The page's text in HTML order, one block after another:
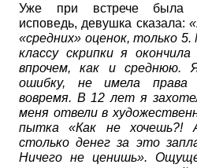
Уже при встрече была
исповедь, девушка сказала:
«средних» оценок, только
классу скрипки я
впрочем, как и среднюю.
ошибку, не имела
вовремя. В 12 лет я
меня отвели в
пытка «Как не
столько денег за это
Ничего не ценишь».